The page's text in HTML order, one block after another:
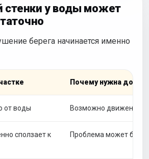
стенки у воды может
берега начинается именно
Почему нужна
от воды Возможно движение
сползает к
Проблема может быть